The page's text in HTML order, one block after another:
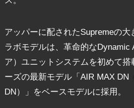
アッパーに配されたSupremeの大
ラボモデルは、革命的なDynamic
ア）ユニットシステムを初めて搭
ーズの最新モデル「AIR MAX DN
DN）」をベースモデルに採用。